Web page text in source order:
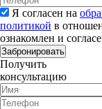
Я согласен на
политикой в
ознакомлен и
Забронировать
Получить
консультацию